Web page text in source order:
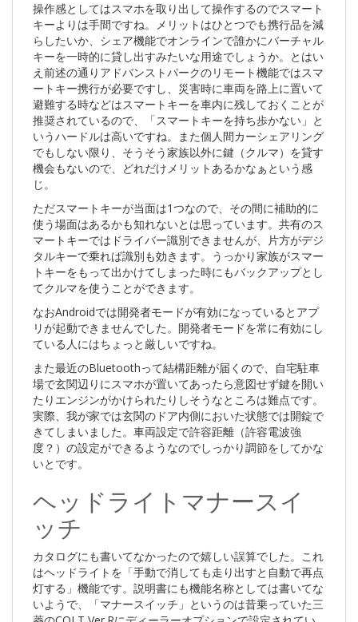
操作感としてはスマホを取り出して操作するのでスマート
キーよりは手間ですね。メリットはひとつでも携行品を減
らしたいか、シェア機能でオンラインで誰かにバーチャル
キーを一時的に貸し出すみたいな用途でしょうか。とはい
え前述の通りアドバンストパークのリモート機能ではスマ
ートキー携行が必要ですし、災害時に車両を路上に置いて
避難する時などはスマートキーを車内に残しておくことが
推奨されているので、「スマートキーを持ち歩かない」と
いうハードルは高いですね。また個人間カーシェアリング
でもしない限り、そうそう家族以外に鍵（クルマ）を貸す
機会もないので、どれだけメリットあるかなぁという感
じ。
ただスマートキーが当面は1つなので、その間に補助的に
使う場面はあるかも知れないとは思っています。共有のス
マートキーではドライバー識別できませんが、片方がデジ
タルキーで乗れば識別も効きます。うっかり家族がスマー
トキーをもって出かけてしまった時にもバックアップとし
てクルマを使うことができます。
なおAndroidでは開発者モードが有効になっているとアプ
リが起動できませんでした。開発者モードを常に有効にし
ている人にはちょっと厳しいですね。
また最近のBluetoothって結構距離が届くので、自宅駐車
場で玄関辺りにスマホが置いてあったら意図せず鍵を開い
たりエンジンがかけられたりしそうなところは難点です。
実際、我が家では玄関のドア内側においた状態では開錠で
きてしまいました。車両設定で許容距離（許容電波強
度？）の設定ができるようなのでしっかり調節をしてかな
いとです。
ヘッドライトマナースイ
ッチ
カタログにも書いてなかったので嬉しい誤算でした。これ
はヘッドライトを「手動で消しても走り出すと自動で再点
灯する」機能です。説明書にも機能名称としては書いてな
いようで、「マナースイッチ」というのは昔乗っていた三